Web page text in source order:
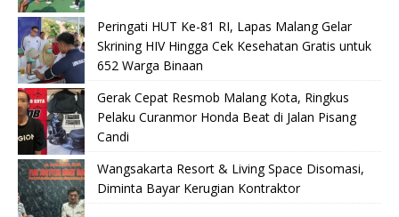
Peringati HUT Ke-81 RI, Lapas Malang Gelar
Skrining HIV Hingga Cek Kesehatan Gratis untuk
652 Warga Binaan
Gerak Cepat Resmob Malang Kota, Ringkus
Pelaku Curanmor Honda Beat di Jalan Pisang
Candi
Wangsakarta Resort & Living Space Disomasi,
Diminta Bayar Kerugian Kontraktor